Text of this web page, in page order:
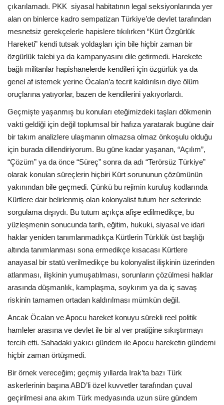
çıkarılamadı. PKK siyasal habitatının legal seksiyonlarında yer
alan on binlerce kadro sempatizan Türkiye’de devlet tarafından
mesnetsiz gerekçelerle hapislere tıkılırken “Kürt Özgürlük
Hareketi” kendi tutsak yoldaşları için bile hiçbir zaman bir
özgürlük talebi ya da kampanyasını dile getirmedi. Harekete
bağlı militanlar hapishanelerde kendileri için özgürlük ya da
genel af istemek yerine Öcalan’a tecrit kaldırılsın diye ölüm
oruçlarına yatıyorlar, bazen de kendilerini yakıyorlardı.
Geçmişte yaşanmış bu konuları eteğimizdeki taşları dökmenin
vakti geldiği için değil toplumsal bir hafıza yaratarak bugüne dair
bir takım analizlere ulaşmanın olmazsa olmaz önkoşulu olduğu
için burada dillendiriyorum. Bu güne kadar yaşanan, “Açılım”,
“Çözüm” ya da önce “Süreç” sonra da adı “Terörsüz Türkiye”
olarak konulan süreçlerin hiçbiri Kürt sorununun çözümünün
yakınından bile geçmedi. Çünkü bu rejimin kuruluş kodlarında
Kürtlere dair belirlenmiş olan kolonyalist tutum her seferinde
sorgulama dışıydı. Bu tutum açıkça afişe edilmedikçe, bu
yüzleşmenin sonucunda tarih, eğitim, hukuki, siyasal ve idari
haklar yeniden tanımlanmadıkça Kürtlerin Türklük üst başlığı
altında tanımlanması sona ermedikçe kısacası Kürtlere
anayasal bir statü verilmedikçe bu kolonyalist ilişkinin üzerinden
atlanması, ilişkinin yumuşatılması, sorunların çözülmesi halklar
arasında düşmanlık, kamplaşma, soykırım ya da iç savaş
riskinin tamamen ortadan kaldırılması mümkün değil.
Ancak Öcalan ve Apocu hareket konuyu sürekli reel politik
hamleler arasına ve devlet ile bir al ver pratiğine sıkıştırmayı
tercih etti. Sahadaki yakıcı gündem ile Apocu hareketin gündemi
hiçbir zaman örtüşmedi.
Bir örnek vereceğim; geçmiş yıllarda Irak’ta bazı Türk
askerlerinin başına ABD’li özel kuvvetler tarafından çuval
geçirilmesi ana akım Türk medyasında uzun süre gündem